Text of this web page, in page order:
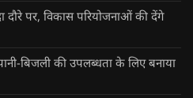
दौरे पर, विकास परियोजनाओं की देंगे
बिजली की उपलब्धता के लिए बनाया